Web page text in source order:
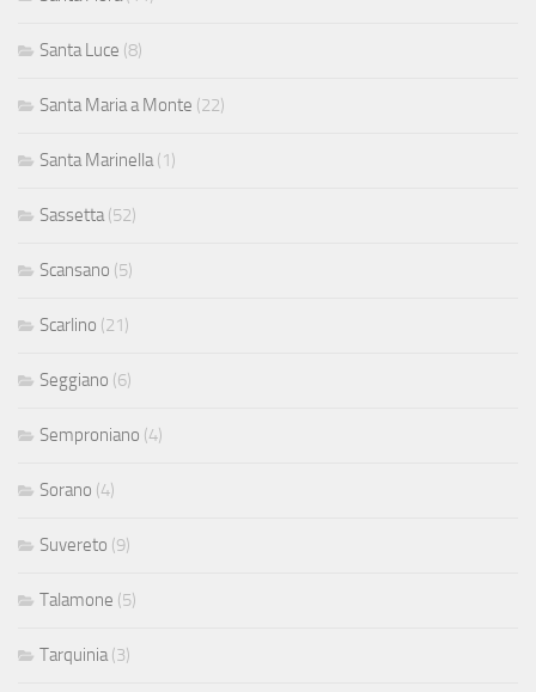
Santa Luce (8)
Santa Maria a Monte (22)
Santa Marinella (1)
Sassetta (52)
Scansano (5)
Scarlino (21)
Seggiano (6)
Semproniano (4)
Sorano (4)
Suvereto (9)
Talamone (5)
Tarquinia (3)